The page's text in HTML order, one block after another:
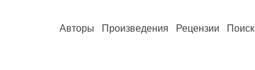
Авторы Произведения Рецензии Поиск